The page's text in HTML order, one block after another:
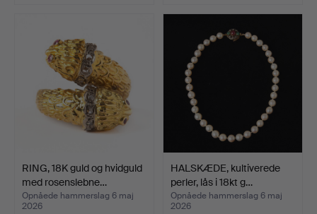
RING, 18K guld og hvidguld
med rosenslebne…
Opnåede hammerslag 6 maj
2026
HALSKÆDE, kultiverede
perler, lås i 18kt g…
Opnåede hammerslag 6 maj
2026